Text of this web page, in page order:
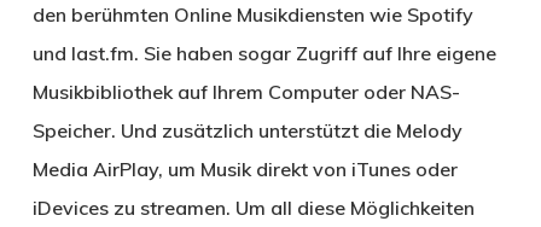
den berühmten Online Musikdiensten wie Spotify
und last.fm. Sie haben sogar Zugriff auf Ihre eigene
Musikbibliothek auf Ihrem Computer oder NAS-
Speicher. Und zusätzlich unterstützt die Melody
Media AirPlay, um Musik direkt von iTunes oder
iDevices zu streamen. Um all diese Möglichkeiten